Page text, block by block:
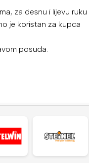
za desnu i lijevu ruku
je koristan za kupca
posuda.